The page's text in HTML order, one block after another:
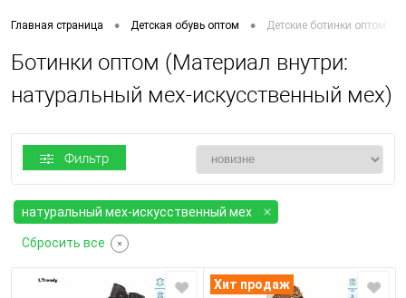
Главная страница • Детская обувь оптом • Детские ботинки оптом
Ботинки оптом (Материал внутри:
натуральный мех-искусственный мех)
Фильтр
натуральный мех-искусственный мех
Сбросить все
Хит продаж